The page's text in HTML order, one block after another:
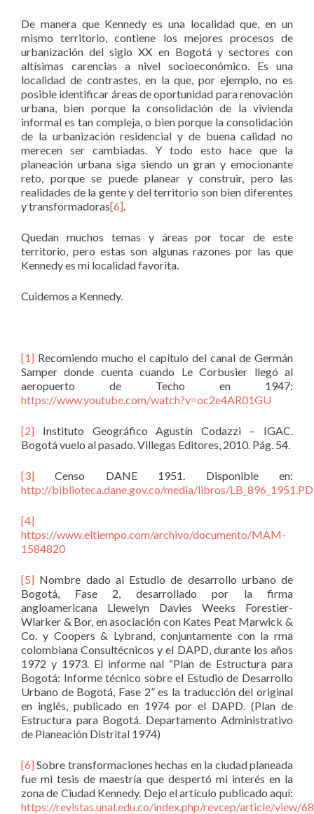
De manera que Kennedy es una localidad que, en un
mismo territorio, contiene los mejores procesos de
urbanización del siglo XX en Bogotá y sectores con
altísimas carencias a nivel socioeconómico. Es una
localidad de contrastes, en la que, por ejemplo, no es
posible identificar áreas de oportunidad para renovación
urbana, bien porque la consolidación de la vivienda
informal es tan compleja, o bien porque la consolidación
de la urbanización residencial y de buena calidad no
merecen ser cambiadas. Y todo esto hace que la
planeación urbana siga siendo un gran y emocionante
reto, porque se puede planear y construir, pero las
realidades de la gente y del territorio son bien diferentes
y transformadoras[6].
Quedan muchos temas y áreas por tocar de este
territorio, pero estas son algunas razones por las que
Kennedy es mi localidad favorita.
Cuidemos a Kennedy.
[1] Recomiendo mucho el capítulo del canal de Germán
Samper donde cuenta cuando Le Corbusier llegó al
aeropuerto de Techo en 1947:
https://www.youtube.com/watch?v=oc2e4AR01GU
[2] Instituto Geográfico Agustín Codazzi – IGAC.
Bogotá vuelo al pasado. Villegas Editores, 2010. Pág. 54.
[3] Censo DANE 1951. Disponible en:
http://biblioteca.dane.gov.co/media/libros/
[4]
https://www.eltiempo.com/archivo/documento/MAM-
1584820
[5] Nombre dado al Estudio de desarrollo urbano de
Bogotá, Fase 2, desarrollado por la firma
angloamericana Llewelyn Davies Weeks Forestier-
Wlarker & Bor, en asociación con Kates Peat Marwick &
Co. y Coopers & Lybrand, conjuntamente con la rma
colombiana Consultécnicos y el DAPD, durante los años
1972 y 1973. El informe nal “Plan de Estructura para
Bogotá: Informe técnico sobre el Estudio de Desarrollo
Urbano de Bogotá, Fase 2” es la traducción del original
en inglés, publicado en 1974 por el DAPD. (Plan de
Estructura para Bogotá. Departamento Administrativo
de Planeación Distrital 1974)
[6]Sobre transformaciones hechas en la ciudad planeada
fue mi tesis de maestría que despertó mi interés en la
zona de Ciudad Kennedy. Dejo el artículo publicado aquí:
https://revistas.unal.edu.co/index.php/revcep/article/view/